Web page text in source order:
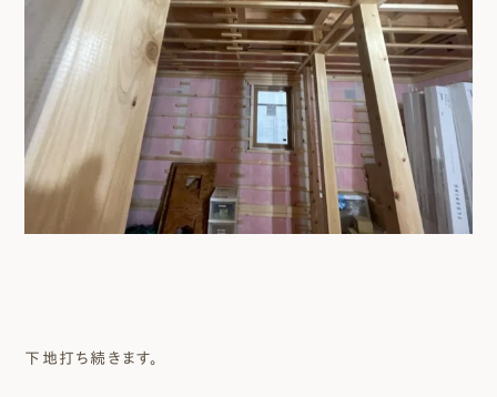
下地打ち続きます。